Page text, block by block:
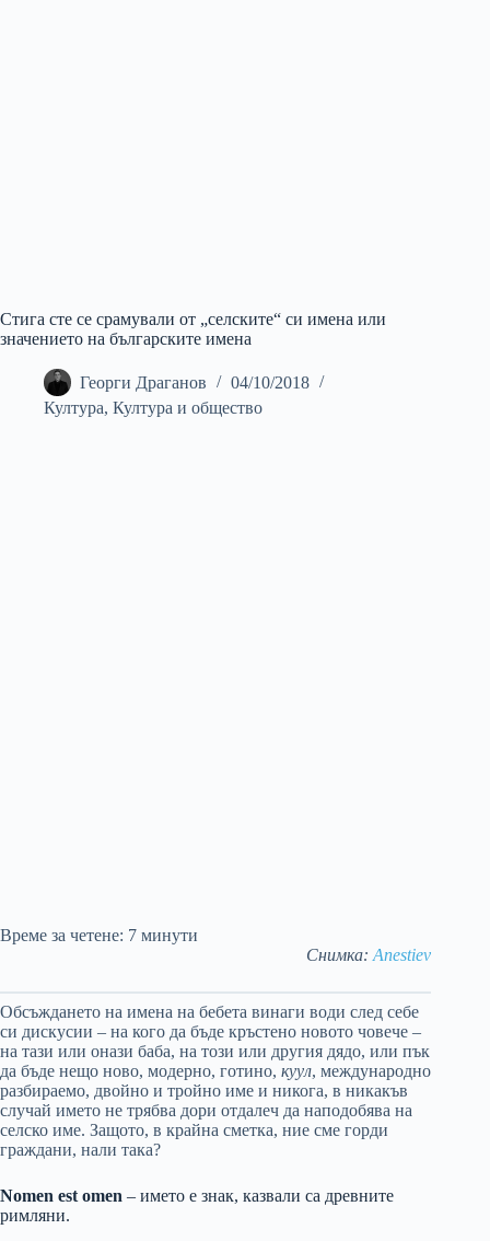
Стига сте се срамували от „селските“ си имена или
значението на българските имена
Георги Драганов
04/10/2018
Култура, Култура и общество
Време за четене: 7 минути
Снимка:Anestiev
Обсъждането на имена на бебета винаги води след себе
си дискусии – на кого да бъде кръстено новото човече –
на тази или онази баба, на този или другия дядо, или пък
да бъде нещо ново, модерно, готино, куул, международно
разбираемо, двойно и тройно име и никога, в никакъв
случай името не трябва дори отдалеч да наподобява на
селско име. Защото, в крайна сметка, ние сме горди
граждани, нали така?
Nomen est omen – името е знак, казвали са древните
римляни.